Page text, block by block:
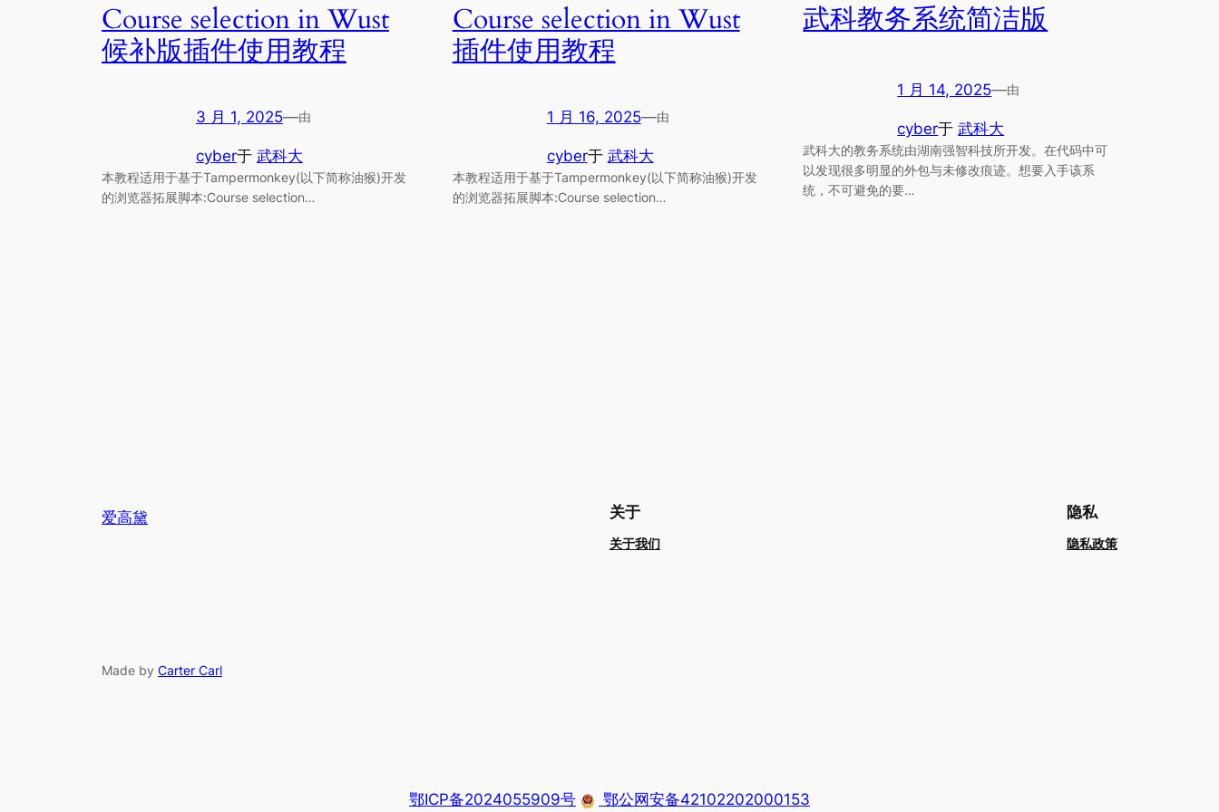
Course selection in Wust
候补版插件使用教程
3 月 1, 2025—由
cyber于 武科大
本教程适用于基于Tampermonkey(以下简称油猴)开发
的浏览器拓展脚本:Course selection…
Course selection in Wust
插件使用教程
1 月 16, 2025—由
cyber于 武科大
本教程适用于基于Tampermonkey(以下简称油猴)开发
的浏览器拓展脚本:Course selection…
武科教务系统简洁版
1 月 14, 2025—由
cyber于武科大
武科大的教务系统由湖南强智科技所开发。在代码中可
以发现很多明显的外包与未修改痕迹。想要入手该系
统，不可避免的要…
爱高黛 关于
关于我们
隐私
隐私政策
Made by Carter Carl
鄂ICP备2024055909号 鄂公网安备42102202000153